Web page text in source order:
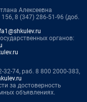
Алексеевна
8 (347) 286-51-96 (доб.
органов:
74, раб. 8 800 2000-383,
за достоверность
объявлениях.